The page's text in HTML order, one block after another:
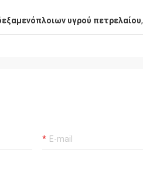
υγρού πετρελαίου,